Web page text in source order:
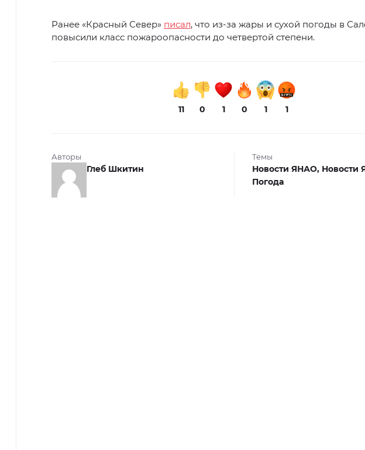
Ранее «Красный Север» писал, что из-за жары и сухой погоды в
повысили класс пожароопасности до четвертой степени.
11 0 1 0 1 1
Авторы
Глеб Шкитин
Темы
Новости ЯНАО, Новости
Погода